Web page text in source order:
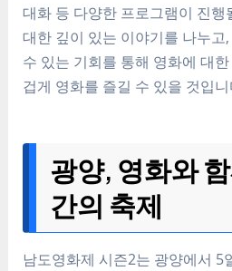
대화 등 다양한 프로그램이 진행
대한 깊이 있는 이야기를 나누고
수 있는 기회를 통해 영화에 대
겁게 영화를 즐길 수 있을 것입
광양, 영화와
간의 축제
남도영화제 시즌2는 광양에서 5